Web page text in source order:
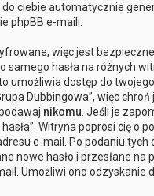
do ciebie automatycznie
phpBB e-maili.
więc jest
samego hasła na różnych
umożliwia dostęp do
Dubbingowa”, więc chroń
nikomu. Jeśli je
Witryna poprosi cię o
e-mail. Po podaniu tych
nowe hasło i przesłane na
Umożliwi ono odzyskanie